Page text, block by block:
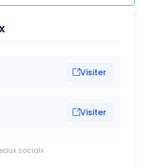
Visiter
Visiter
socialx